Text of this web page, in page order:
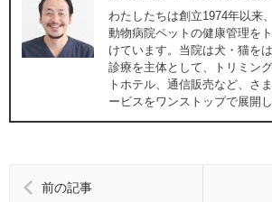
わたしたちは創立1974年以来
動物病院ペットの健康管理を
けています。当院は犬・猫を
診療を主体として、トリミン
トホテル、通信販売など、さ
ービスをワンストップで展開し
前の記事